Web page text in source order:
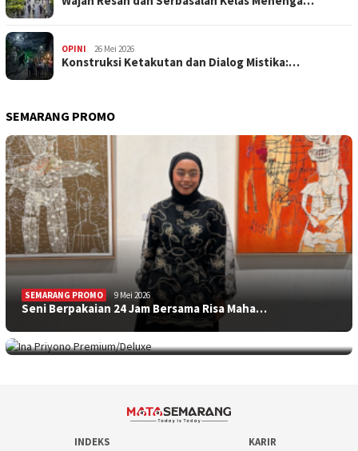
OPINI 26 Mei 2026
Konstruksi Ketakutan dan Dialog Mistika:…
SEMARANG PROMO
SEMARANG PROMO 9 Mei 2026
Seni Berpakaian 24 Jam Bersama Risa Maha…
SEMARANG PROMO 5 Mei 2026
Intip Koleksi Ina Priyono, Jenama Fesyen…
INDEKS KARIR